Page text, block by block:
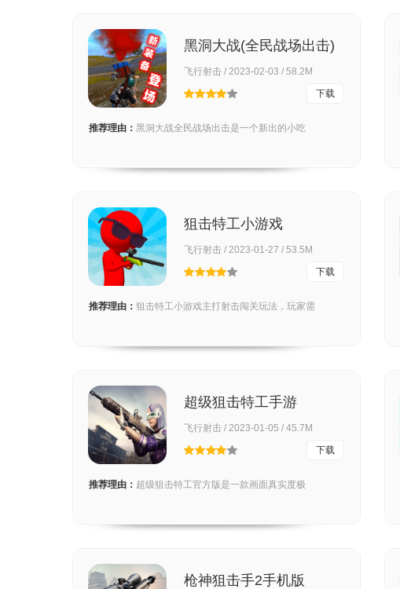
黑洞大战(全民战场出击)
飞行射击 / 2023-02-03 / 58.2M
下载
推荐理由： 黑洞大战全民战场出击是一个新出的小吃
狙击特工小游戏
飞行射击 / 2023-01-27 / 53.5M
下载
推荐理由： 狙击特工小游戏主打射击闯关玩法，玩家需
超级狙击特工手游
飞行射击 / 2023-01-05 / 45.7M
下载
推荐理由： 超级狙击特工官方版是一款画面真实度极
枪神狙击手2手机版